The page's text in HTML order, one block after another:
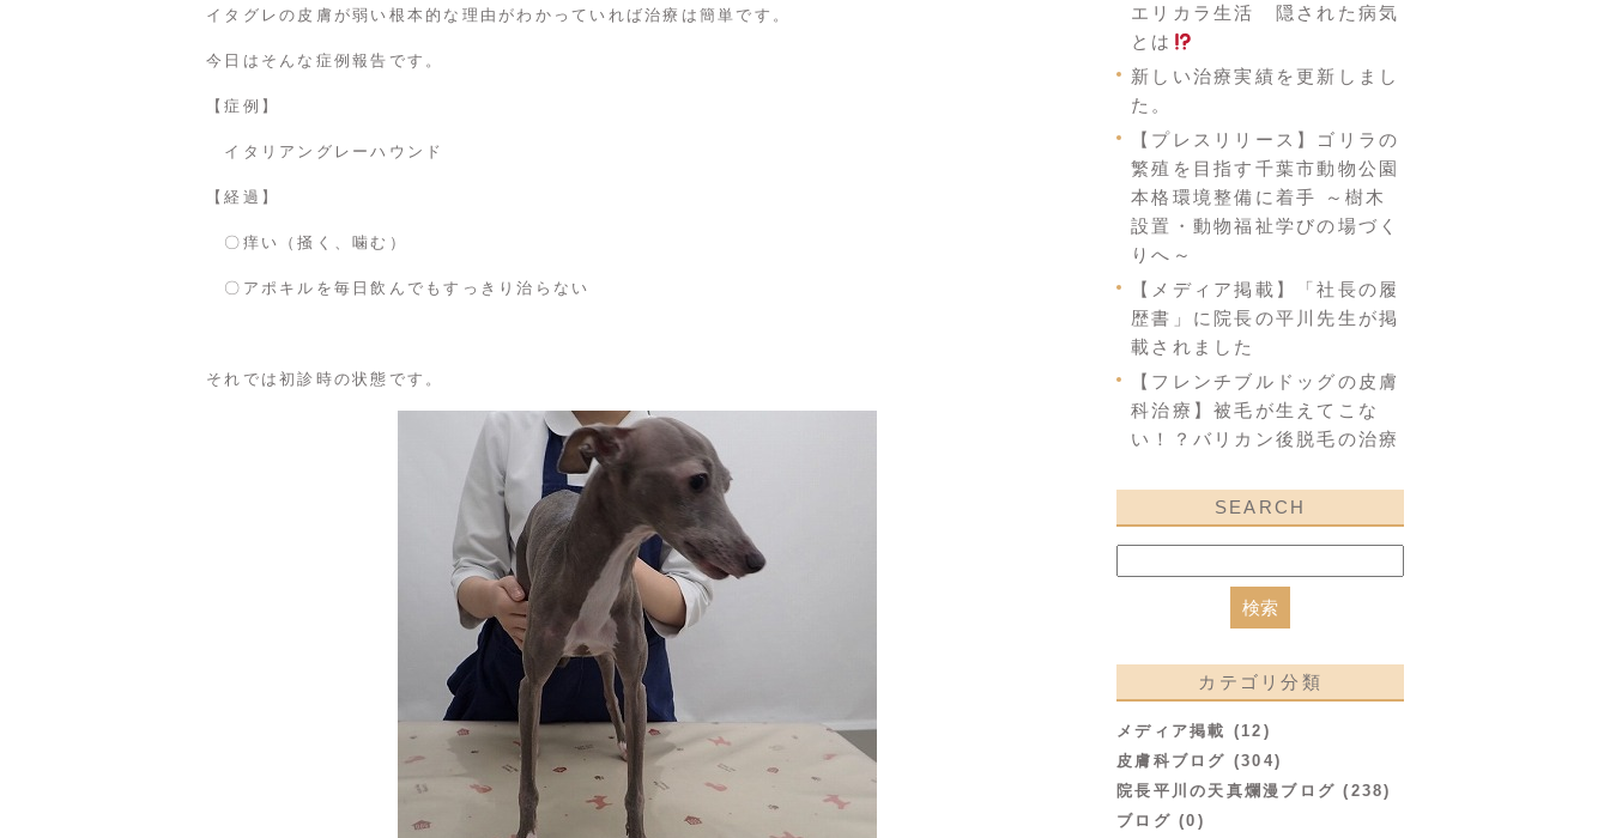
イタグレの皮膚が弱い根本的な理由がわかっていれば治療は簡単です。
今日はそんな症例報告です。
【症例】
イタリアングレーハウンド
【経過】
〇痒い（掻く、噛む）
〇アポキルを毎日飲んでもすっきり治らない
それでは初診時の状態です。
エリカラ生活 隠された病気
とは
新しい治療実績を更新しまし
た。
【プレスリリース】ゴリラの
繁殖を目指す千葉市動物公園
本格環境整備に着手 ～樹木
設置・動物福祉学びの場づく
りへ～
【メディア掲載】「社長の履
歴書」に院長の平川先生が掲
載されました
【フレンチブルドッグの皮膚
科治療】被毛が生えてこな
い！？バリカン後脱毛の治療
SEARCH
カテゴリ分類
メディア掲載 (12)
皮膚科ブログ (304)
院長平川の天真爛漫ブログ (238)
ブログ (0)